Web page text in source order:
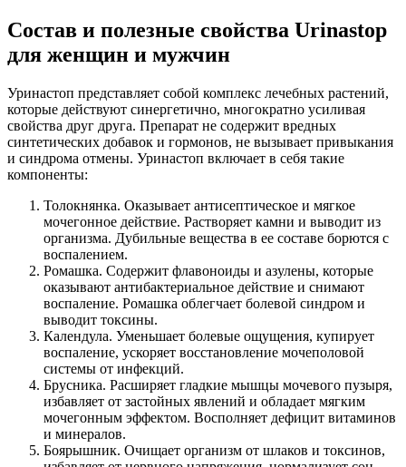
Состав и полезные свойства Urinastop
для женщин и мужчин
Уринастоп представляет собой комплекс лечебных растений,
которые действуют синергетично, многократно усиливая
свойства друг друга. Препарат не содержит вредных
синтетических добавок и гормонов, не вызывает привыкания
и синдрома отмены. Уринастоп включает в себя такие
компоненты:
Толокнянка. Оказывает антисептическое и мягкое
мочегонное действие. Растворяет камни и выводит из
организма. Дубильные вещества в ее составе борются с
воспалением.
Ромашка. Содержит флавоноиды и азулены, которые
оказывают антибактериальное действие и снимают
воспаление. Ромашка облегчает болевой синдром и
выводит токсины.
Календула. Уменьшает болевые ощущения, купирует
воспаление, ускоряет восстановление мочеполовой
системы от инфекций.
Брусника. Расширяет гладкие мышцы мочевого пузыря,
избавляет от застойных явлений и обладает мягким
мочегонным эффектом. Восполняет дефицит витаминов
и минералов.
Боярышник. Очищает организм от шлаков и токсинов,